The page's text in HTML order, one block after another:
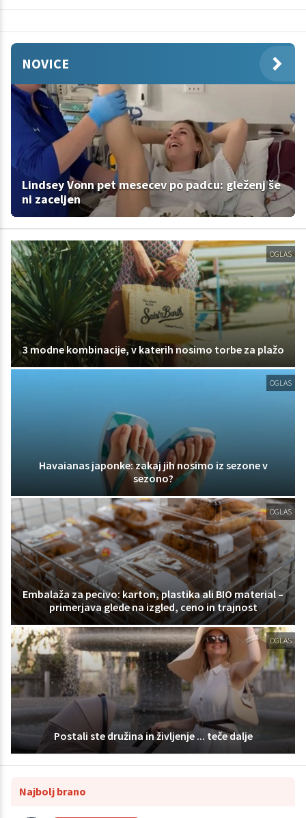
NOVICE
Lindsey Vonn pet mesecev po padcu: gleženj še
ni zaceljen
OGLAS
3 modne kombinacije, v katerih nosimo torbe za plažo
OGLAS
Havaianas japonke: zakaj jih nosimo iz sezone v
sezono?
OGLAS
Embalaža za pecivo: karton, plastika ali BIO material –
primerjava glede na izgled, ceno in trajnost
OGLAS
Postali ste družina in življenje ... teče dalje
Najbolj brano